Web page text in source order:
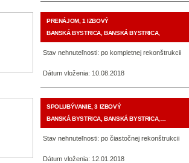
PRENÁJOM, 1 IZBOVÝ
BANSKÁ BYSTRICA, BANSKÁ BYSTRICA,
Stav nehnuteľnosti: po kompletnej rekonštrukcii
Dátum vloženia: 10.08.2018
SPOLUBÝVANIE, 3 IZBOVÝ
BANSKÁ BYSTRICA, BANSKÁ BYSTRICA,…
Stav nehnuteľnosti: po čiastočnej rekonštrukcii
Dátum vloženia: 12.01.2018